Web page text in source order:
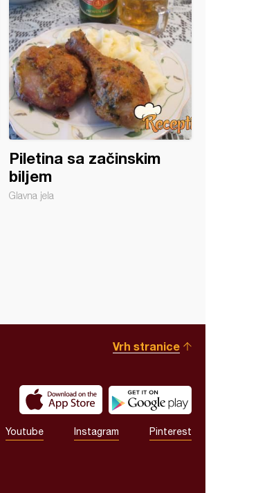
Piletina sa začinskim
biljem
Glavna jela
Vrh stranice
Youtube Instagram Pinterest